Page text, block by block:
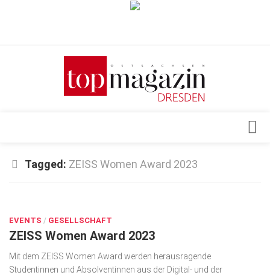
Verkaufsstellen
Top Gesundheitsforum Dresden / Ostsachsen
Geschäft
gesund & schön
Gesellschaft
Tagged: ZEISS Women Award 2023
EVENTS / GESELLSCHAFT
ZEISS Women Award 2023
Mit dem ZEISS Women Award werden herausragende
Studentinnen und Absolventinnen aus der Digital- und der